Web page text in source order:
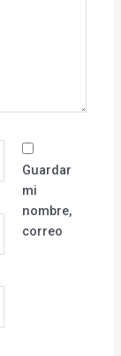
Guardar
mi
nombre,
correo